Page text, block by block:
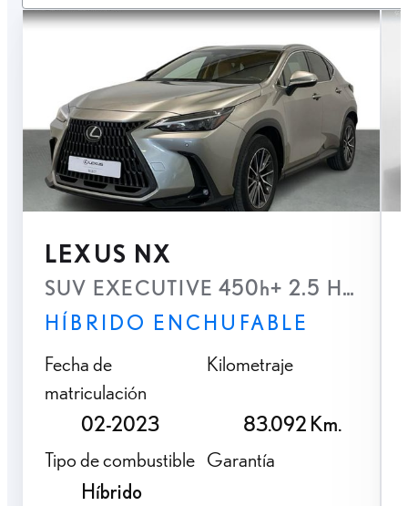
LEXUS NX
SUV EXECUTIVE 450h+ 2.5 Hibrido
HÍBRIDO ENCHUFABLE
Fecha de
matriculación
02-2023
Kilometraje
83.092 Km.
Tipo de combustible
Híbrido
Garantía